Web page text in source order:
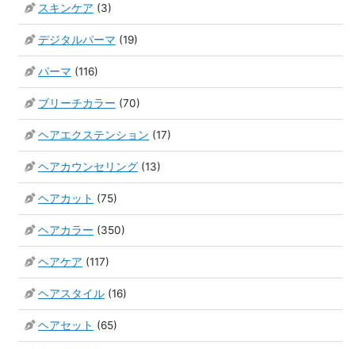
スキンケア (3)
デジタルパーマ (19)
パーマ (116)
ブリーチカラー (70)
ヘアエクステンション (17)
ヘアカウンセリング (13)
ヘアカット (75)
ヘアカラー (350)
ヘアケア (117)
ヘアスタイル (16)
ヘアセット (65)